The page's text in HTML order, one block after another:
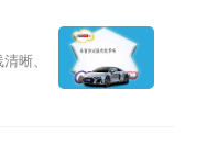
晰、